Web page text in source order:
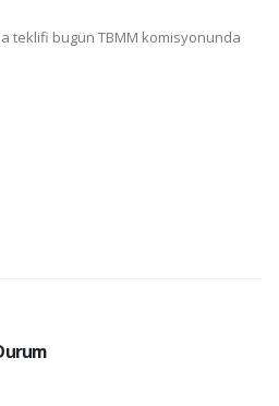
teklifi bugün TBMM komisyonunda